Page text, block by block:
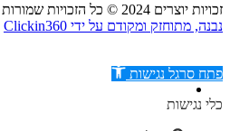
זכויות יוצרים 2024 © כל הזכויות שמורות ל- לקליק אין
נבנה, מתוחזק ומקודם על ידי Clickin360
פתח סרגל נגישות
כלי נגישות